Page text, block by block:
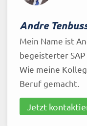
Andre
Mein Name ist
begeisterter
Wie meine
Beruf gemacht.
Jetzt